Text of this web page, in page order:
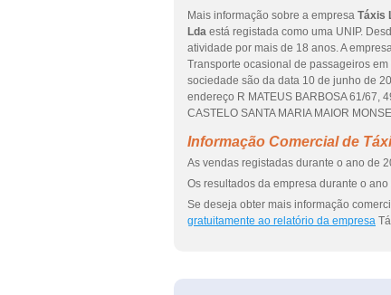
Mais informação sobre a empresa Táxis
Lda está registada como uma UNIP.
atividade por mais de 18 anos. A
Transporte ocasional de passageiros
sociedade são da data 10 de junho de
endereço R MATEUS BARBOSA 61/67,
CASTELO SANTA MARIA MAIOR
Informação Comercial de
As vendas registadas durante o ano de
Os resultados da empresa durante o
Se deseja obter mais informação
gratuitamente ao relatório da empresa